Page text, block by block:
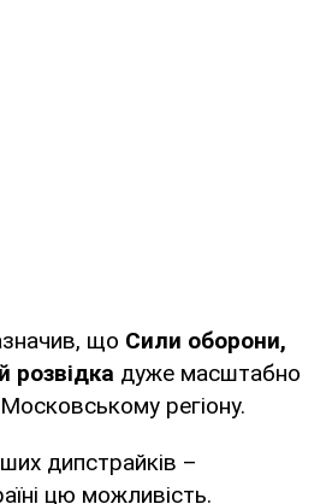
що Сили оборони,
розвідка дуже масштабно
регіону.
дипстрайків –
цю можливість.